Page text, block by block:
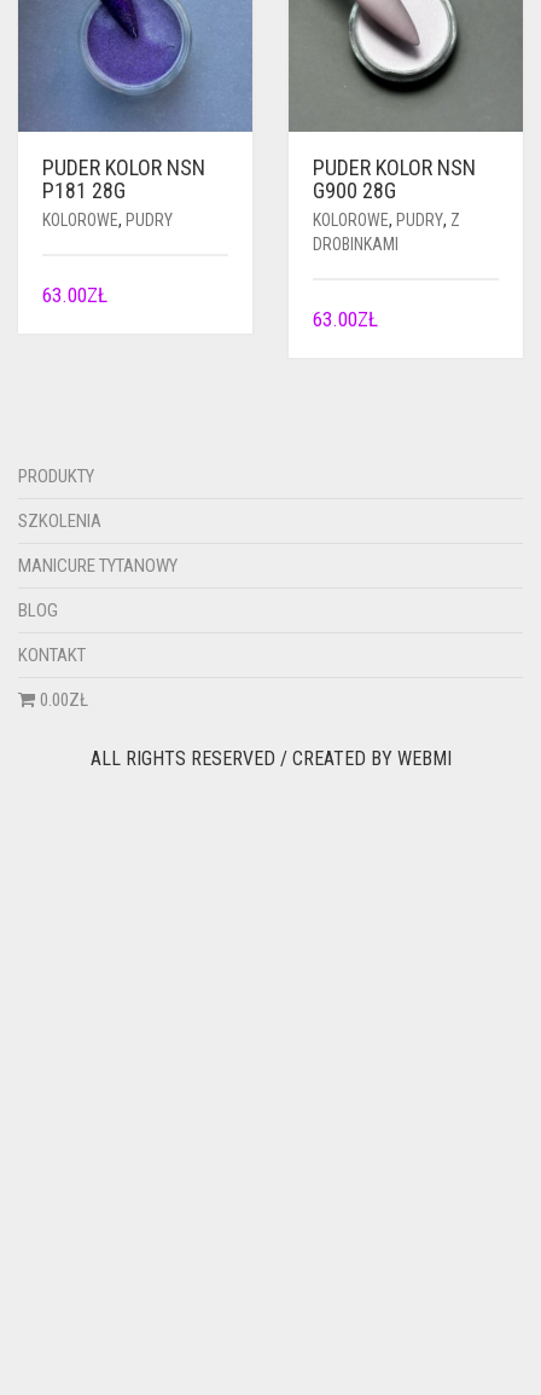
PUDER KOLOR NSN
P181 28G
KOLOROWE, PUDRY
63.00ZŁ
PUDER KOLOR NSN
G900 28G
KOLOROWE, PUDRY, Z
DROBINKAMI
63.00ZŁ
PRODUKTY
SZKOLENIA
MANICURE TYTANOWY
BLOG
KONTAKT
0.00ZŁ
ALL RIGHTS RESERVED / CREATED BY WEBMI